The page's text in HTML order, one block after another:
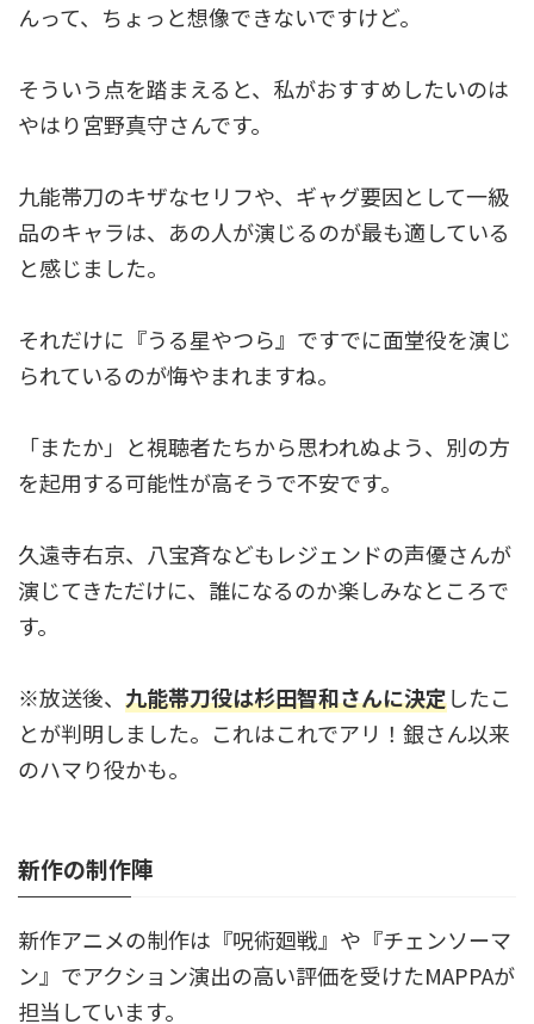
んって、ちょっと想像できないですけど。
そういう点を踏まえると、私がおすすめしたいのは
やはり宮野真守さんです。
九能帯刀のキザなセリフや、ギャグ要因として一級
品のキャラは、あの人が演じるのが最も適している
と感じました。
それだけに『うる星やつら』ですでに面堂役を演じ
られているのが悔やまれますね。
「またか」と視聴者たちから思われぬよう、別の方
を起用する可能性が高そうで不安です。
久遠寺右京、八宝斉などもレジェンドの声優さんが
演じてきただけに、誰になるのか楽しみなところで
す。
※放送後、 九能帯刀役は杉田智和さんに決定したこ
とが判明しました。これはこれでアリ！銀さん以来
のハマり役かも。
新作の制作陣
新作アニメの制作は『呪術廻戦』や『チェンソーマ
ン』でアクション演出の高い評価を受けたMAPPAが
担当しています。